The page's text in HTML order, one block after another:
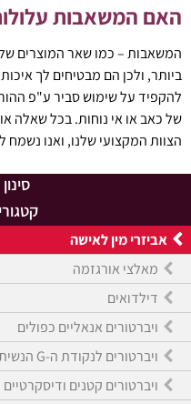
אביזרי מין לאישה
מאלצי אורגזמה
דילדואים
ויברטורים אנאליים כפולים
ויברטורים לנקודת ה-G הנשית
ויברטורים קטנים ודיסקרטיים
האם המשאבות
המשאבות – כמו שאר המוצרים
ביותר, ולכן הם מבטיחים לך
להקפיד על שימוש סביר ע"פ
של כאב או אי נוחות. בכל שאלה
הצוות המקצועי שלנו, ואנו